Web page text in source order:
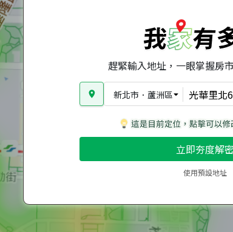
趕緊輸入地址，一眼掌握房
新北市 ． 蘆洲區
立即夯度解密
使用預設地址